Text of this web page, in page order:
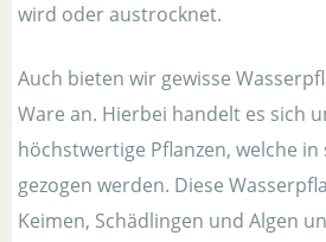
wird oder austrocknet.
Auch bieten wir gewisse
Ware an. Hierbei handelt es sich
höchstwertige Pflanzen, welche
gezogen werden. Diese
Keimen, Schädlingen und Algen